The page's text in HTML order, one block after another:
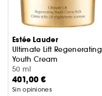
Estée Lauder
Ultimate Lift Regenerating
Youth Cream
Crema Regereadora
50 ml
401,00 €
Sin opiniones